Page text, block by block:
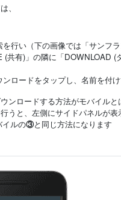
、
行い（下の画像では「サンフ
共有)」の隣に「DOWNLOAD
ロードをタップし、名前を付
ンロードする方法がモバイル
うと、左側にサイドパネルが
イルの③と同じ方法になります